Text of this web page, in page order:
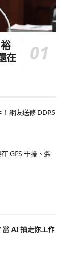
在
網友送修 DDR5
GPS 干擾、遙
當 AI 抽走你工作